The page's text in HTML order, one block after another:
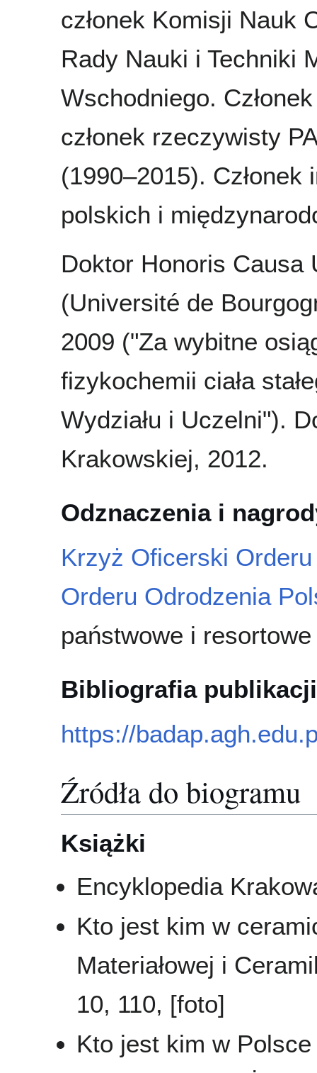
członek Komisji Nauk
Rady Nauki i Techniki
Wschodniego.
członek rzeczywisty
(1990–2015).
polskich i
Doktor Honoris Causa
(Université de
2009 ("Za wybitne
fizykochemii ciała
Wydziału i Uczelni").
Krakowskiej, 2012.
Odznaczenia i
Krzyż Oficerski
Orderu Odrodzenia
państwowe i resortowe
Bibliografia publikacji
https://
Źródła do biogramu
Książki
Encyklopedia
Kto jest kim w
Materiałowej i
10, 110, [foto]
Kto jest kim w